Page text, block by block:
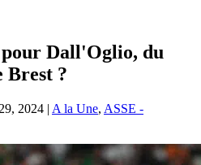
Dall'Oglio, du
Brest ?
2024 | A la Une, ASSE -